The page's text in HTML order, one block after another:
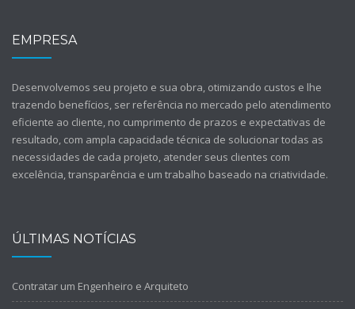
EMPRESA
Desenvolvemos seu projeto e sua obra, otimizando custos e lhe
trazendo benefícios, ser referência no mercado pelo atendimento
eficiente ao cliente, no cumprimento de prazos e expectativas de
resultado, com ampla capacidade técnica de solucionar todas as
necessidades de cada projeto, atender seus clientes com
excelência, transparência e um trabalho baseado na criatividade.
ÚLTIMAS NOTÍCIAS
Contratar um Engenheiro e Arquiteto